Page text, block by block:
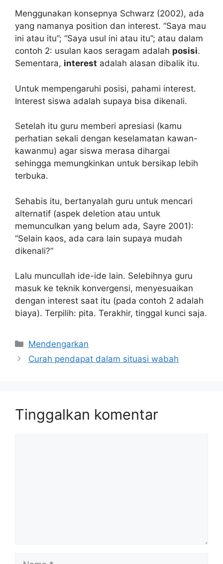
Menggunakan konsepnya Schwarz (2002), ada
yang namanya position dan interest. “Saya mau
ini atau itu”; “Saya usul ini atau itu”; atau dalam
contoh 2: usulan kaos seragam adalah posisi.
Sementara, interest adalah alasan dibalik itu.
Untuk mempengaruhi posisi, pahami interest.
Interest siswa adalah supaya bisa dikenali.
Setelah itu guru memberi apresiasi (kamu
perhatian sekali dengan keselamatan kawan-
kawanmu) agar siswa merasa dihargai
sehingga memungkinkan untuk bersikap lebih
terbuka.
Sehabis itu, bertanyalah guru untuk mencari
alternatif (aspek deletion atau untuk
memunculkan yang belum ada, Sayre 2001):
“Selain kaos, ada cara lain supaya mudah
dikenali?”
Lalu muncullah ide-ide lain. Selebihnya guru
masuk ke teknik konvergensi, menyesuaikan
dengan interest saat itu (pada contoh 2 adalah
biaya). Terpilih: pita. Terakhir, tinggal kunci saja.
Kategori
Mendengarkan
Curah pendapat dalam situasi wabah
Tinggalkan komentar
Nama